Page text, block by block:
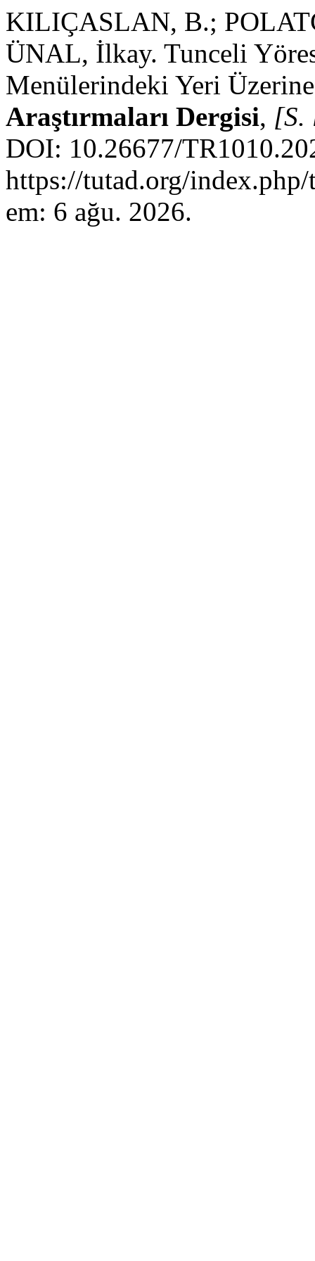
KILIÇASLAN, B.;
ÜNAL, İlkay. Tunceli
Menülerindeki Yeri
Araştırmaları Dergisi, [S.
DOI: 10.26677/
https://tutad.org/
em: 6 ağu. 2026.